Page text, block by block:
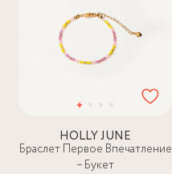
HOLLY JUNE
Браслет Первое Впечатление
– Букет